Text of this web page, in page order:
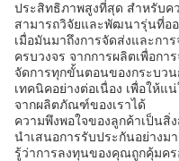
ประสิทธิภาพสูงที่สุด สําหรับค
สามารถวิจัยและพัฒนารุ่นที่อ
เมื่อมันมาถึงการจัดส่งและกา
ครบวงจร จากการผลิตเพื่อก
จัดการทุกขั้นตอนของกระบว
เทคนิคอย่างต่อเนื่อง เพื่อให้
จากผลิตภัณฑ์ของเราได้
ความพึงพอใจของลูกค้าเป็นสิ่
นําเสนอการรับประกันอย่างม
รู้ว่าการลงทุนของคุณถูกคุ้มคร